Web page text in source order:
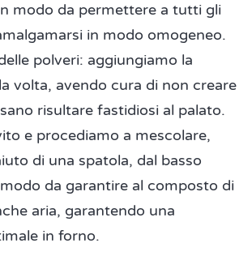
modo da permettere a tutti gli
in modo omogeneo.
polveri: aggiungiamo la
volta, avendo cura di non creare
risultare fastidiosi al palato.
e procediamo a mescolare,
di una spatola, dal basso
da garantire al composto di
aria, garantendo una
in forno.